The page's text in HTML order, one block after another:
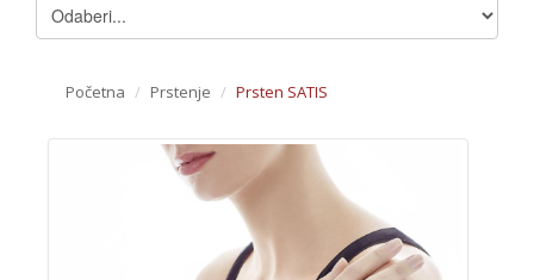
Pregledani artikli
Početna / Prstenje / Prsten SATIS